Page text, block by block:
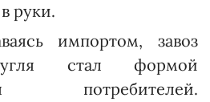
руки.
импортом, завоз
угля стал формой
потребителей.